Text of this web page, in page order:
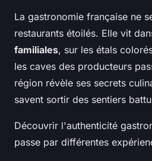
La gastronomie française ne
restaurants étoilés. Elle vit
familiales, sur les étals
les caves des producteurs
région révèle ses secrets
savent sortir des sentiers
Découvrir l'authenticité
passe par différentes